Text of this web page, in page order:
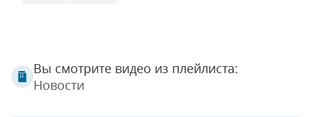
Вы смотрите видео из плейлиста:
Новости